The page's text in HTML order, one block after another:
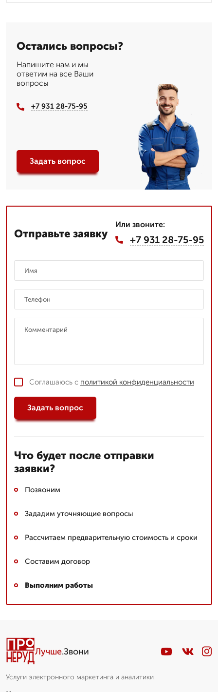
Остались вопросы?
Напишите нам и мы
ответим на все Ваши
вопросы
+7 931 28-75-95
Задать вопрос
Отправьте заявку
Или звоните:
+7 931 28-75-95
Соглашаюсь с политикой конфиденциальности
Задать вопрос
Что будет после отправки
заявки?
Позвоним
Зададим уточняющие вопросы
Рассчитаем предварительную стоимость и сроки
Составим договор
Выполним работы
Лучше.Звони
Услуги электронного маркетинга и аналитики